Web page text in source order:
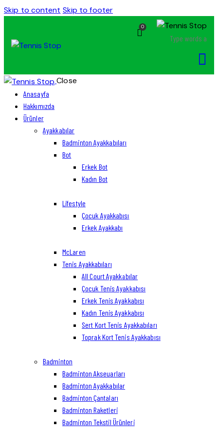
Skip to content Skip to footer
0
Close
Anasayfa
Hakkımızda
Ürünler
Ayakkabılar
Badminton Ayakkabıları
Bot
Erkek Bot
Kadın Bot
Lifestyle
Çocuk Ayakkabısı
Erkek Ayakkabı
McLaren
Tenis Ayakkabıları
All Court Ayakkabılar
Çocuk Tenis Ayakkabısı
Erkek Tenis Ayakkabısı
Kadın Tenis Ayakkabısı
Sert Kort Tenis Ayakkabıları
Toprak Kort Tenis Ayakkabısı
Badminton
Badminton Akseuarları
Badminton Ayakkabılar
Badminton Çantaları
Badminton Raketleri
Badminton Tekstil Ürünleri